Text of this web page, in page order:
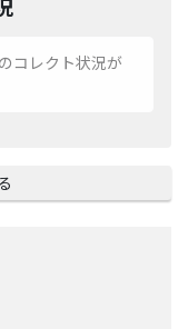
コレクト状況が